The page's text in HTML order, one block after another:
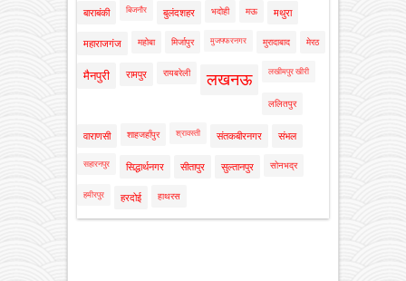
बाराबंकी बिजनौर बुलंदशहर भदोही मऊ मथुरा
महाराजगंज महोबा मिर्जापुर मुजफ्फरनगर मुरादाबाद मेरठ
मैनपुरी रामपुर रायबरेली लखनऊ लखीमपुर खीरी
ललितपुर
वाराणसी शाहजहाँपुर श्रावस्ती संतकबीरनगर संभल
सहारनपुर सिद्धार्थनगर सीतापुर सुल्तानपुर सोनभद्र
हमीरपुर हरदोई हाथरस